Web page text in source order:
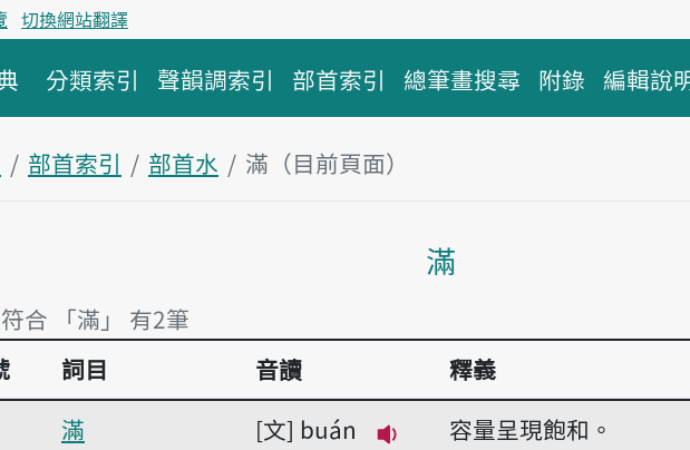
切換網站翻譯
分類索引 聲韻調索引 部首索引 總筆畫搜尋 附錄 編輯說
部首索引 部首水
滿（目前頁面）
滿
合 「滿」 有2筆
合 「滿」 有2筆
詞目 音讀
釋義
滿 文 buán
容量呈現飽和。